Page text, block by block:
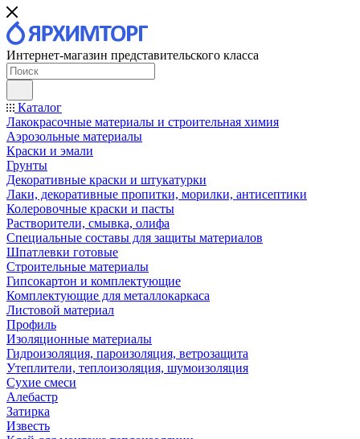
Интернет-магазин представительского класса
Каталог
Лакокрасочные материалы и строительная химия
Аэрозольные материалы
Краски и эмали
Грунты
Декоративные краски и штукатурки
Лаки, декоративные пропитки, морилки, антисептики
Колеровочные краски и пасты
Растворители, смывка, олифа
Специальные составы для защиты материалов
Шпатлевки готовые
Строительные материалы
Гипсокартон и комплектующие
Комплектующие для металлокаркаса
Листовой материал
Профиль
Изоляционные материалы
Гидроизоляция, пароизоляция, ветрозащита
Утеплители, теплоизоляция, шумоизоляция
Сухие смеси
Алебастр
Затирка
Известь